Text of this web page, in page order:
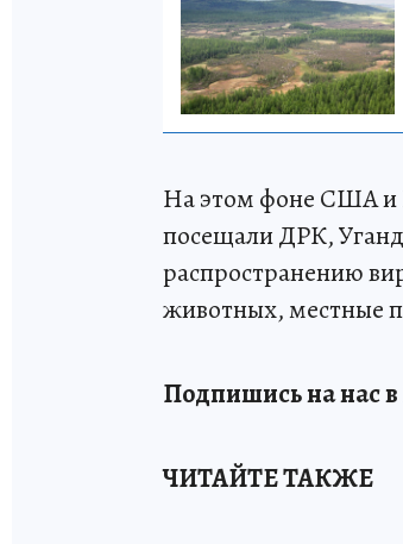
На этом фоне США и
посещали ДРК,
распространению
животных, местные
Подпишись на нас в
ЧИТАЙТЕ ТАКЖЕ